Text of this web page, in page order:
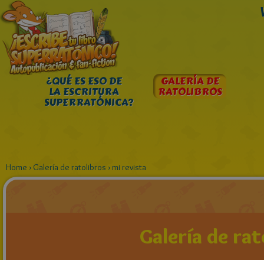
¿QUÉ ES ESO DE
LA ESCRITURA
SUPERRATÓNICA?
GALERÍA DE
RATOLIBROS
Home › Galería de ratolibros ›mi revista
Galería de